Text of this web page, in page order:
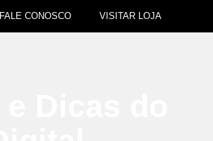
FALE CONOSCO VISITAR LOJA